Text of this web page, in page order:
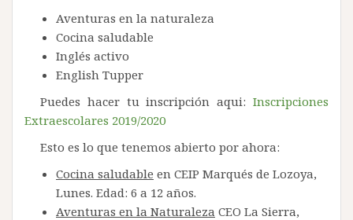
Aventuras en la naturaleza
Cocina saludable
Inglés activo
English Tupper
Puedes hacer tu inscripción aqui: Inscripciones
Extraescolares 2019/2020
Esto es lo que tenemos abierto por ahora:
Cocina saludable en CEIP Marqués de Lozoya,
Lunes. Edad: 6 a 12 años.
Aventuras en la Naturaleza CEO La Sierra,